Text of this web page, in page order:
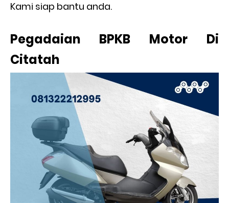
Kami siap bantu anda.
Pegadaian BPKB Motor Di
Citatah